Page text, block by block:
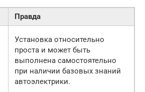
Правда
Установка относительно
проста и может быть
выполнена самостоятельно
при наличии базовых знаний
автоэлектрики.